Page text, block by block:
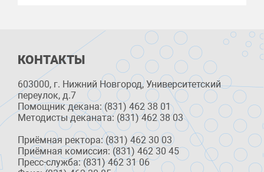
КОНТАКТЫ
603000, г. Нижний Новгород, Университетский
переулок, д.7
Помощник декана: (831) 462 38 01
Методисты деканата: (831) 462 38 03
Приёмная ректора: (831) 462 30 03
Приёмная комиссия: (831) 462 30 45
Пресс-служба: (831) 462 31 06